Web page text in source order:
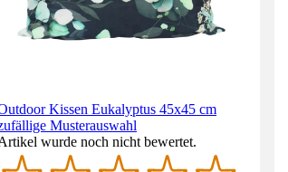
Kissen Eukalyptus 45x45 cm
Musterauswahl
wurde noch nicht bewertet.